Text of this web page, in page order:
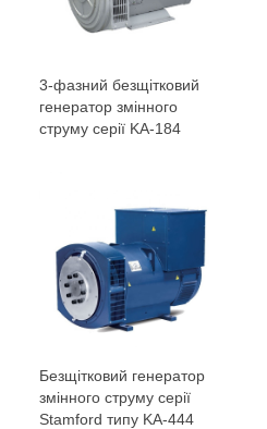
3-фазний безщітковий
генератор змінного
струму серії KA-184
Безщітковий генератор
змінного струму серії
Stamford типу KA-444